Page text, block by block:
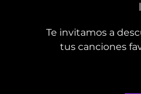
Te invitamos a
tus canciones